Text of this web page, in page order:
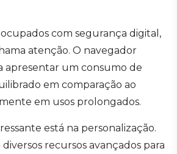
com segurança digital,
atenção. O navegador
apresentar um consumo de
em comparação ao
em usos prolongados.
está na personalização.
recursos avançados para